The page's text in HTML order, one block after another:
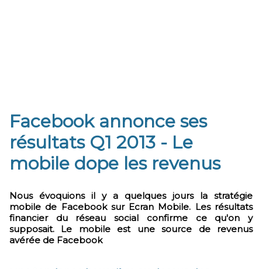
Facebook annonce ses
résultats Q1 2013 - Le
mobile dope les revenus
Nous évoquions il y a quelques jours la stratégie
mobile de Facebook sur Ecran Mobile. Les résultats
financier du réseau social confirme ce qu'on y
supposait. Le mobile est une source de revenus
avérée de Facebook